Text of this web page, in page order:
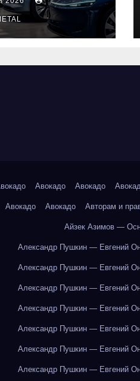
2026
Авокадо Авокадо
Авокадо Авокадо Авторам и
Айзек Азимов —
Александр Пушкин — Евгений
Александр Пушкин — Евгений
Александр Пушкин — Евгений
Александр Пушкин — Евгений
Александр Пушкин — Евгений
Александр Пушкин — Евгений
Александр Пушкин — Евгений